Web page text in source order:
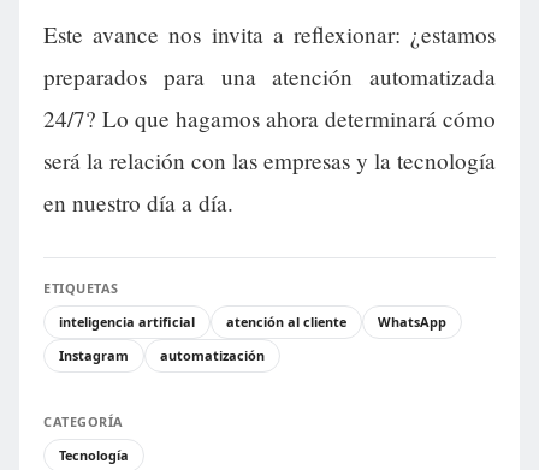
Este avance nos invita a reflexionar: ¿estamos
preparados para una atención automatizada
24/7? Lo que hagamos ahora determinará cómo
será la relación con las empresas y la tecnología
en nuestro día a día.
ETIQUETAS
inteligencia artificial
atención al cliente
WhatsApp
Instagram
automatización
CATEGORÍA
Tecnología